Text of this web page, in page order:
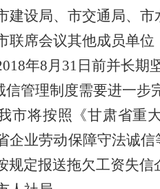
建设局、市交通局、市
联席会议其他成员单位
年8月 31 日前并长期
信管理制度需要进一步
市将按照《甘肃省重
企业劳动保障守法诚
规定报送拖欠工资失信